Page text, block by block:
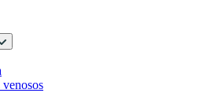
venosos